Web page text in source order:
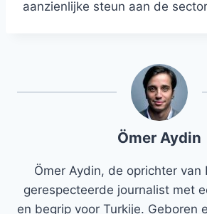
aanzienlijke steun aan de
Ömer Aydin
Ömer Aydin, de oprichter van
gerespecteerde journalist met
en begrip voor Turkije. Geboren